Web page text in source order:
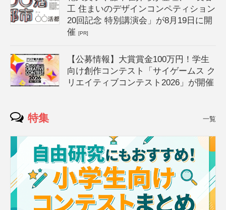
工 住まいのデザインコンペティション
20回記念 特別講演会」が8月19日に開
催[PR]
【公募情報】大賞賞金100万円！学生
向け創作コンテスト「サイゲームス ク
リエイティブコンテスト2026」が開催
特集 一覧